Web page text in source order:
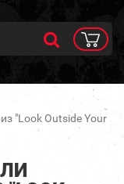
"Look Outside Your